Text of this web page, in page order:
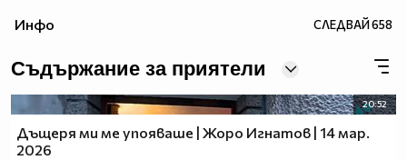
Eпизодите на предаването може да гледате и в
Инфо СЛЕДВАЙ658
Съдържание за приятели
20:52
Дъщеря ми ме упояваше | Жоро Игнатов | 14 мар.
2026